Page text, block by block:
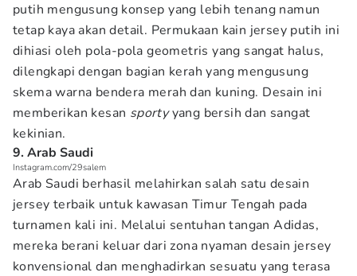
putih mengusung konsep yang lebih tenang namun
tetap kaya akan detail. Permukaan kain jersey putih ini
dihiasi oleh pola-pola geometris yang sangat halus,
dilengkapi dengan bagian kerah yang mengusung
skema warna bendera merah dan kuning. Desain ini
memberikan kesan sportyyang bersih dan sangat
kekinian.
9. Arab Saudi
Instagram.com/29salem
Arab Saudi berhasil melahirkan salah satu desain
jersey terbaik untuk kawasan Timur Tengah pada
turnamen kali ini. Melalui sentuhan tangan Adidas,
mereka berani keluar dari zona nyaman desain jersey
konvensional dan menghadirkan sesuatu yang terasa